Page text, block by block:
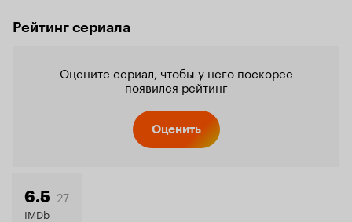
Рейтинг сериала
Оцените сериал, чтобы у него поскорее
появился рейтинг
Оценить
6.5 27
IMDb